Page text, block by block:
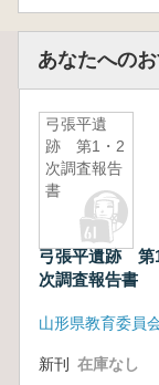
あなたへの
弓張平遺
跡 第1・2
次調査報告
書
弓張平遺跡 第
次調査報告書
山形県教育委員
新刊 在庫なし